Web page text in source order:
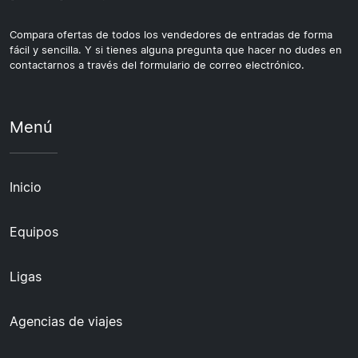
Compara ofertas de todos los vendedores de entradas de forma
fácil y sencilla. Y si tienes alguna pregunta que hacer no dudes en
contactarnos a través del formulario de correo electrónico.
Menú
Inicio
Equipos
Ligas
Agencias de viajes